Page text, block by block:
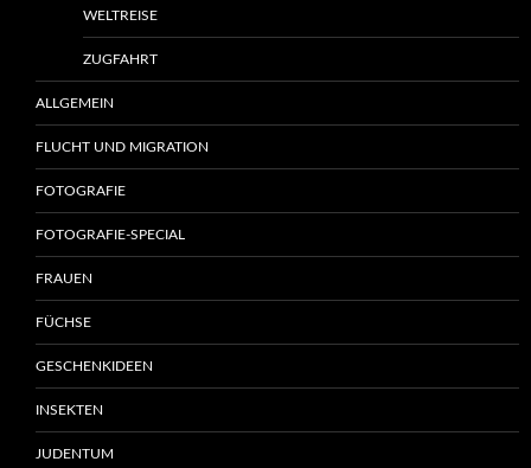
WELTREISE
ZUGFAHRT
ALLGEMEIN
FLUCHT UND MIGRATION
FOTOGRAFIE
FOTOGRAFIE-SPECIAL
FRAUEN
FÜCHSE
GESCHENKIDEEN
INSEKTEN
JUDENTUM